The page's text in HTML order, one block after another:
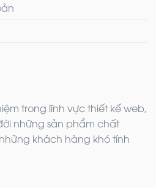
trong lĩnh vực thiết kế web,
những sản phẩm chất
khách hàng khó tính